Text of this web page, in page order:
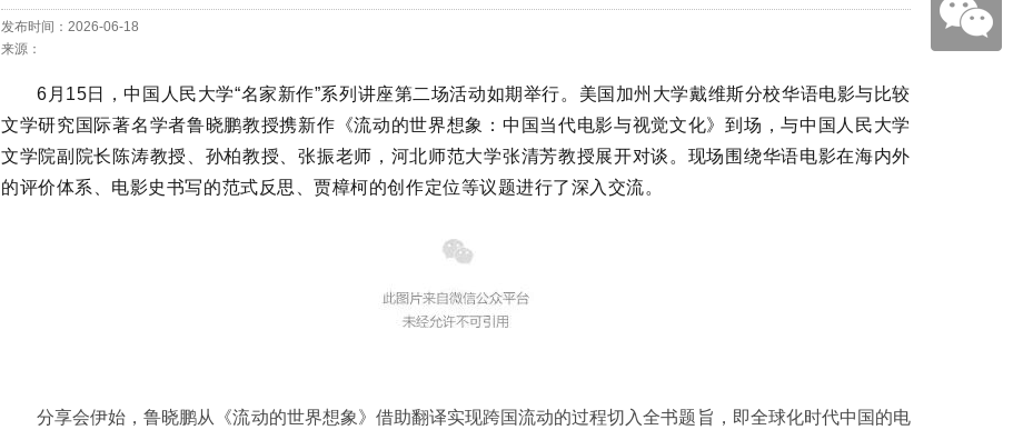
发布时间：2026-06-18
来源：
6月15日，中国人民大学“名家新作”系列讲座第二场活动如期举行。美国加州大学戴维斯分校华语电影与比较
文学研究国际著名学者鲁晓鹏教授携新作《流动的世界想象：中国当代电影与视觉文化》到场，与中国人民大学
文学院副院长陈涛教授、孙柏教授、张振老师，河北师范大学张清芳教授展开对谈。现场围绕华语电影在海内外
的评价体系、电影史书写的范式反思、贾樟柯的创作定位等议题进行了深入交流。
分享会伊始，鲁晓鹏从《流动的世界想象》借助翻译实现跨国流动的过程切入全书题旨，即全球化时代中国的电